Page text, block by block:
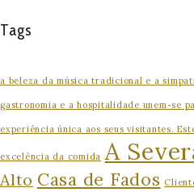
Tags
a beleza da música tradicional e a
gastronomia e a hospitalidade unem-se
experiência única aos seus visitantes.
excelência da comida A
Alto Casa de Fados